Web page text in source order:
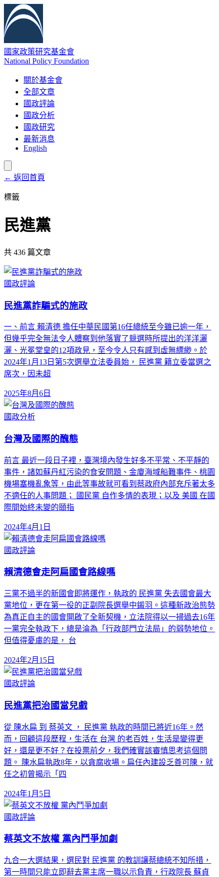
國家政策研究基金會
National Policy Foundation
關於基金會
全部文章
國政評論
國政分析
國政研究
最新消息
English
← 返回首頁
標籤
民進黨
共 436 篇文章
國政評論
民進黨詐騙式的施政
一、前言 賴清德 擔任中華民國第16任總統至今雖已逾一年，
但幾乎完全無法令人體察到他落實了競選時所提出的洋洋灑
灑、光冕堂皇的12項政見，至今令人只有感到虛無縹緲。於
2024年1月13日第5次選舉立法委員始， 民進黨 籍立委當選之
席次，因未超
2025年8月6日
國政分析
台灣及國際的醜態
前言 最近一段日子裡，臺灣境內發生好多不平常、不平靜的
事件，諸如蘇丹紅污染的食安問題、金廈海域船難事件、桃園
機場塞機亂象等，由此等事故就可看到蔡政府內部充斥著太多
不適任的人事問題； 國民黨 自作多情的表現；以及 美國 在國
際間始終未變的頤指
2024年4月1日
國政評論
賴清德會走阿扁國會路線嗎
三黨不過半的新國會即將運作，執政的 民進黨 失去國會最大
黨地位，更在第一役的正副院長選舉中鎩羽。這種新政治態勢
為真正自主的國會開啟了全新契機，立法院得以一掃過去16年
一黨完全執政下，總是淪為「行政部門立法局」的弱勢地位。
但值得憂慮的是， 台
2024年2月15日
國政評論
民進黨把治國當兒戲
從 陳水扁 到 蔡英文 ， 民進黨 執政的時間已將近16年。然
而，回顧這段歷程，生活在 台灣 的老百姓，生活是變得更
好，還是更不好？在投票前夕，我們確實該審慎思考這個問
題。 陳水扁執政8年，以貪腐收場。扁任內建設乏善可陳，就
任之初曾揭示「四
2024年1月5日
國政評論
蔡英文不放權 黨內鬥爭加劇
九合一大選結果，選民對 民進黨 的教訓讓蔡總統不知所措，
第一時間只能立即辭去黨主席一職以示負責，行政院長 蘇貞